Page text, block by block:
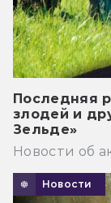
Последняя
злодей и
Зельде»
Новости об
Новости